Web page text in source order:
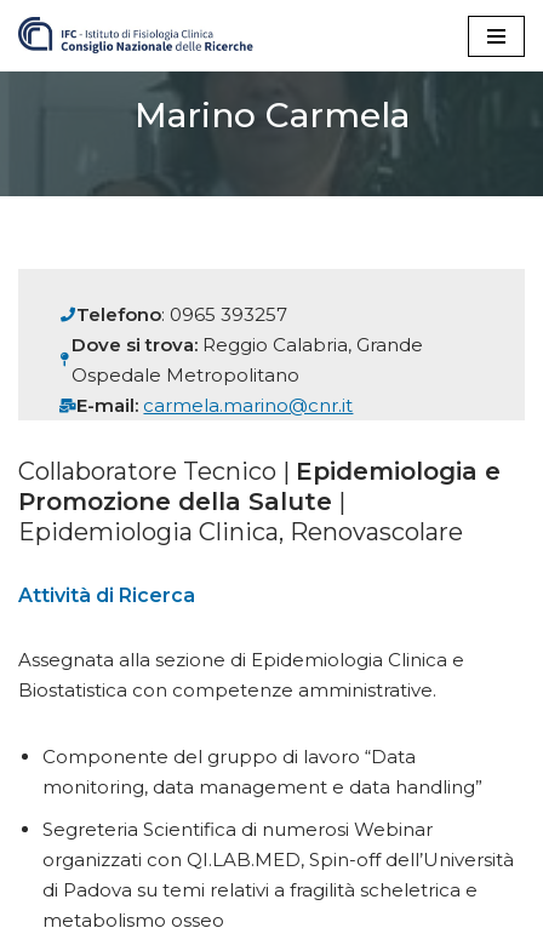
Vai
Marino Carmela
Telefono: 0965 393257
Dove si trova:Reggio Calabria, Grande
Ospedale Metropolitano
E-mail: carmela.marino@cnr.it
Collaboratore Tecnico | Epidemiologia e
Promozione della Salute |
Epidemiologia Clinica, Renovascolare
Attività di Ricerca
Assegnata alla sezione di Epidemiologia Clinica e
Biostatistica con competenze amministrative.
Componente del gruppo di lavoro “Data
monitoring, data management e data handling”
Segreteria Scientifica di numerosi Webinar
organizzati con QI.LAB.MED, Spin-off dell’Università
di Padova su temi relativi a fragilità scheletrica e
metabolismo osseo